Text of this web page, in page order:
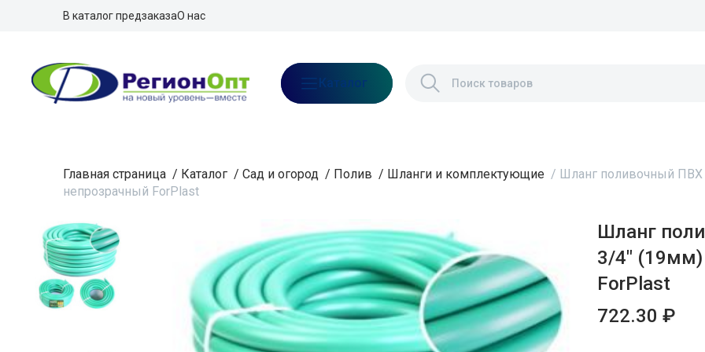
В каталог предзаказаО нас
Каталог
Главная страница / Каталог / Сад и огород / Полив / Шланги и комплектующие / Шланг поливочный ПВХ
непрозрачный ForPlast
Шланг
3/4" (19мм)
ForPlast
722.30 ₽